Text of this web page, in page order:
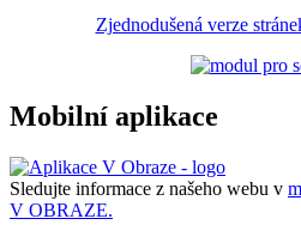
Zjednodušená verze
Mobilní aplikace
Sledujte informace z našeho webu v
V OBRAZE.